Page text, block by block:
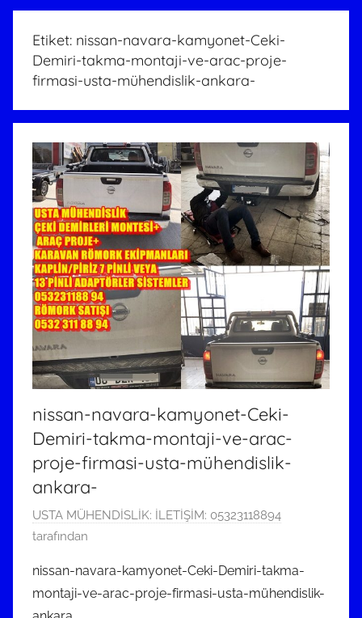
Etiket: nissan-navara-kamyonet-Ceki-
Demiri-takma-montaji-ve-arac-proje-
firmasi-usta-mühendislik-ankara-
nissan-navara-kamyonet-Ceki-
Demiri-takma-montaji-ve-arac-
proje-firmasi-usta-mühendislik-
ankara-
2
6
i
s
USTA MÜHENDİSLİK: İLETİŞİM: 05323118894
tarafından
nissan-navara-kamyonet-Ceki-Demiri-takma-
montaji-ve-arac-proje-firmasi-usta-mühendislik-